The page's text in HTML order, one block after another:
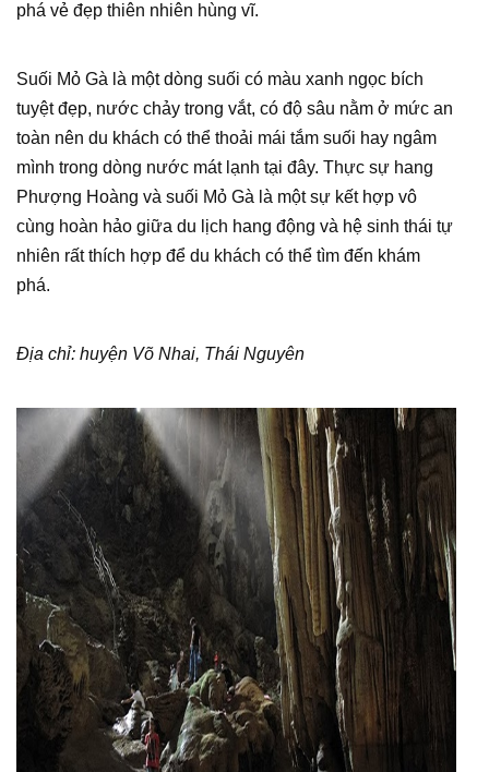
phá vẻ đẹp thiên nhiên hùng vĩ.
Suối Mỏ Gà là một dòng suối có màu xanh ngọc bích
tuyệt đẹp, nước chảy trong vắt, có độ sâu nằm ở mức an
toàn nên du khách có thể thoải mái tắm suối hay ngâm
mình trong dòng nước mát lạnh tại đây. Thực sự hang
Phượng Hoàng và suối Mỏ Gà là một sự kết hợp vô
cùng hoàn hảo giữa du lịch hang động và hệ sinh thái tự
nhiên rất thích hợp để du khách có thể tìm đến khám
phá.
Địa chỉ: huyện Võ Nhai, Thái Nguyên